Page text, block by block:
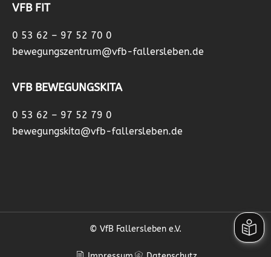
VFB FIT
0 53 62 – 97 52 70 0
bewegungszentrum@vfb-fallersleben.de
VFB BEWEGUNGSKITA
0 53 62 – 97 52 79 0
bewegungskita@vfb-fallersleben.de
© VfB Fallersleben e.V.